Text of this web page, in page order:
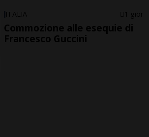
ITALIA 1 gior
Commozione alle esequie di
Francesco Guccini